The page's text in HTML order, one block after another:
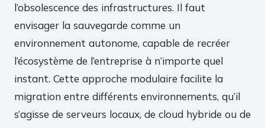
l’obsolescence des infrastructures. Il faut
envisager la sauvegarde comme un
environnement autonome, capable de recréer
l’écosystème de l’entreprise à n’importe quel
instant. Cette approche modulaire facilite la
migration entre différents environnements, qu’il
s’agisse de serveurs locaux, de cloud hybride ou de